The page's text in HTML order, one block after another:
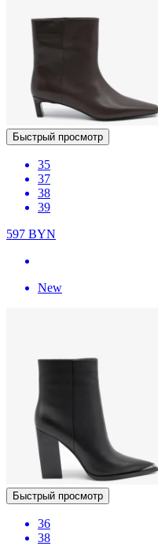
Быстрый просмотр
35
37
38
39
597 BYN
New
Быстрый просмотр
36
38